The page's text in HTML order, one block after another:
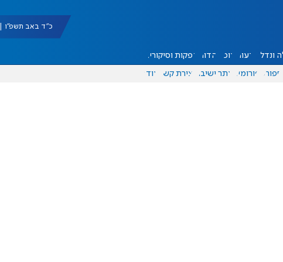
כ"ד באב תשפ"ו | 07/08/2026
ונדל"ן דעות אוכל יהדות הפקות וסיקורים
ספורט פורומים אתר ישיבה יצירת קשר עוד